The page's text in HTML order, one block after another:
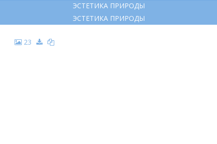
ЭСТЕТИКА ПРИРОДЫ
ЭСТЕТИКА ПРИРОДЫ
23